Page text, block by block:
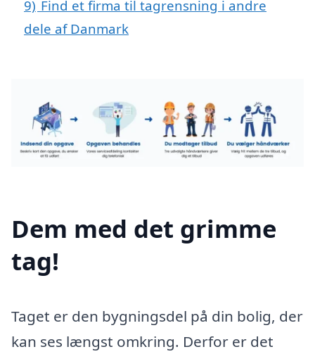
9) Find et firma til tagrensning i andre
dele af Danmark
Dem med det grimme
tag!
Taget er den bygningsdel på din bolig, der
kan ses længst omkring. Derfor er det